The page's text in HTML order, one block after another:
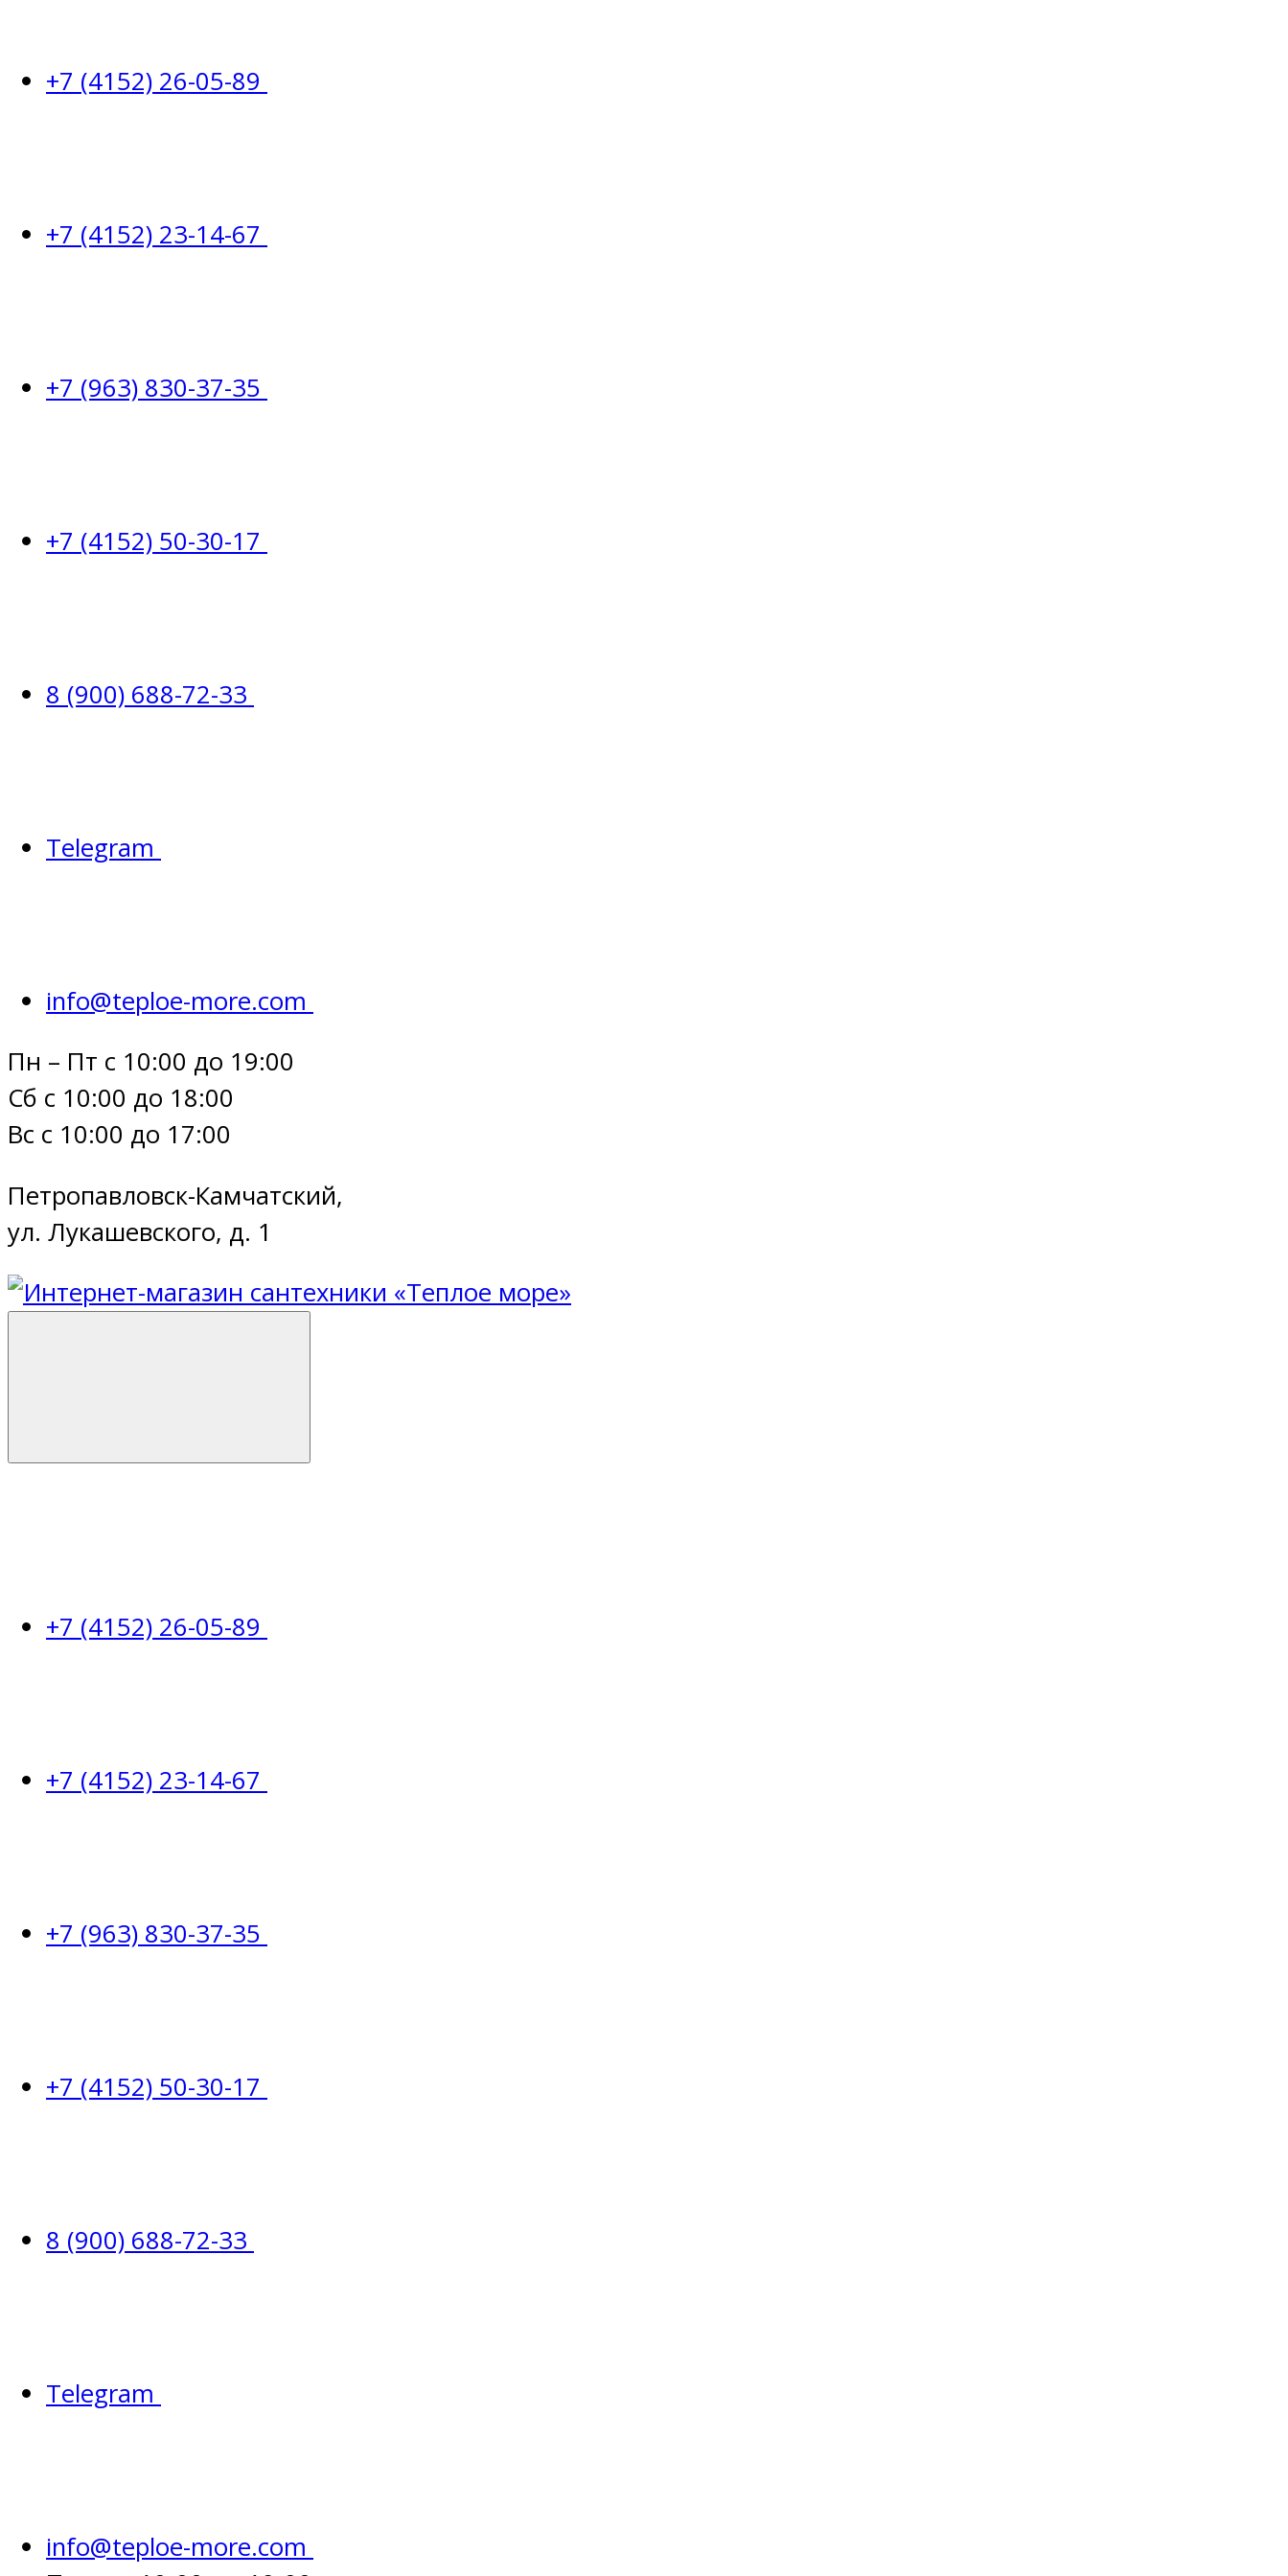
+7 (4152) 26-05-89
+7 (4152) 23-14-67
+7 (963) 830-37-35
+7 (4152) 50-30-17
8 (900) 688-72-33
Telegram
info@teploe-more.com
Пн – Пт с 10:00 до 19:00
Сб с 10:00 до 18:00
Вс с 10:00 до 17:00
Петропавловск-Камчатский,
ул. Лукашевского, д. 1
+7 (4152) 26-05-89
+7 (4152) 23-14-67
+7 (963) 830-37-35
+7 (4152) 50-30-17
8 (900) 688-72-33
Telegram
info@teploe-more.com